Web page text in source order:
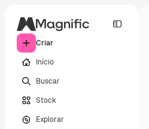
Criar
Início
Buscar
Stock
Explorar